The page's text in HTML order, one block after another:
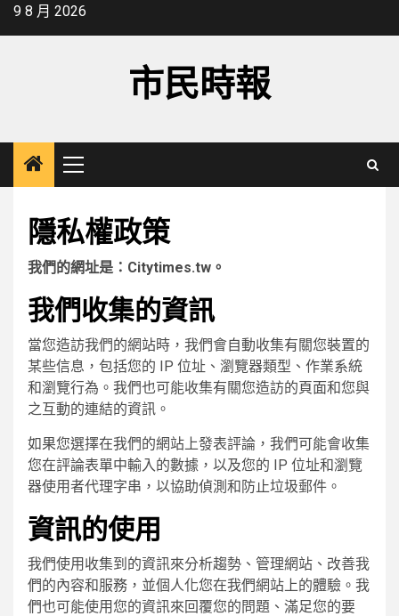
Skip9 8 月 2026
市民時報
Primary
Menu
隱私權政策
我們的網址是：Citytimes.tw。
我們收集的資訊
當您造訪我們的網站時，我們會自動收集有關您裝置的
某些信息，包括您的 IP 位址、瀏覽器類型、作業系統
和瀏覽行為。我們也可能收集有關您造訪的頁面和您與
之互動的連結的資訊。
如果您選擇在我們的網站上發表評論，我們可能會收集
您在評論表單中輸入的數據，以及您的 IP 位址和瀏覽
器使用者代理字串，以協助偵測和防止垃圾郵件。
資訊的使用
我們使用收集到的資訊來分析趨勢、管理網站、改善我
們的內容和服務，並個人化您在我們網站上的體驗。我
們也可能使用您的資訊來回覆您的問題、滿足您的要